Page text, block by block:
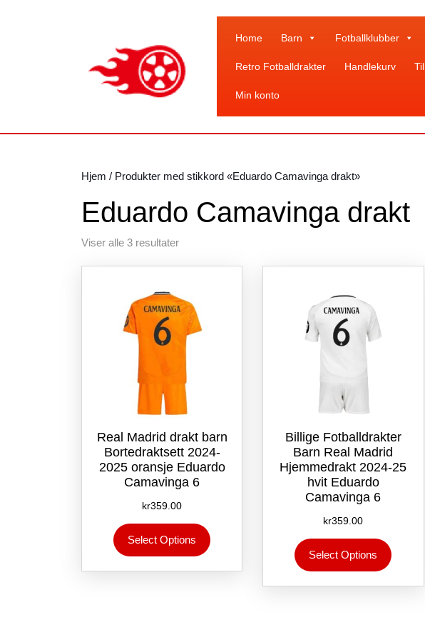
Home Barn Fotballklubber
Retro Fotballdrakter Handlekurv
Min konto
Hjem / Produkter med stikkord «Eduardo Camavinga drakt»
Eduardo Camavinga drakt
Viser alle 3 resultaterSortert
Real Madrid drakt barn
Bortedraktsett 2024-
2025 oransje Eduardo
Camavinga 6
kr359.00
Select Options
produktet
flere
Billige Fotballdrakter
Barn Real Madrid
Hjemmedrakt 2024-25
hvit Eduardo
Camavinga 6
kr359.00
Select Options
flere